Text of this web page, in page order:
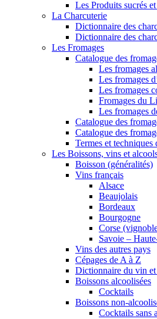
Les Produits sucrés
La Charcuterie
Dictionnaire des
Dictionnaire des
Les Fromages
Catalogue des
Les fromages
Les fromages
Les fromages
Fromages du
Les fromages
Catalogue des
Catalogue des
Termes et
Les Boissons, vins et
Boisson (généralités)
Vins français
Alsace
Beaujolais
Bordeaux
Bourgogne
Corse
Savoie –
Vins des autres pays
Cépages de A à Z
Dictionnaire du vin
Boissons alcoolisées
Cocktails
Boissons non-
Cocktails sans